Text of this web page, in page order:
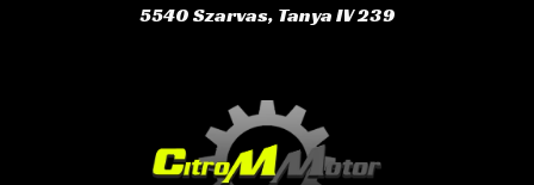
5540 Szarvas, Tanya IV 239